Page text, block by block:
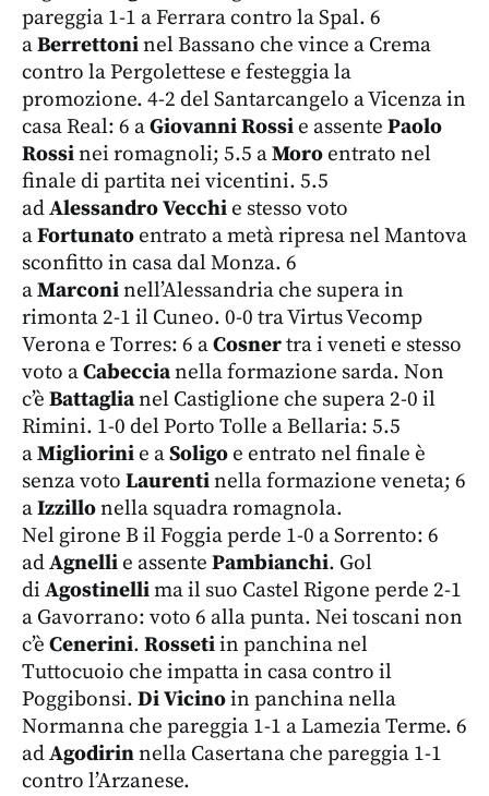
pareggia 1-1 a Ferrara contro la Spal. 6
aBerrettoninel Bassano che vince a Crema
contro la Pergolettese e festeggia la
promozione. 4-2 del Santarcangelo a Vicenza in
casa Real: 6 aGiovanni Rossie assente Paolo
Rossinei romagnoli; 5.5 aMoroentrato nel
finale di partita nei vicentini. 5.5
adAlessandro Vecchie stesso voto
aFortunatoentrato a metà ripresa nel Mantova
sconfitto in casa dal Monza. 6
aMarconinell’Alessandria che supera in
rimonta 2-1 il Cuneo. 0-0 tra Virtus Vecomp
Verona e Torres: 6 aCosnertra i veneti e stesso
voto aCabeccianella formazione sarda. Non
c’è Battaglianel Castiglione che supera 2-0 il
Rimini. 1-0 del Porto Tolle a Bellaria: 5.5
aMigliorinie aSoligoe entrato nel finale è
senza voto Laurentinella formazione veneta; 6
aIzzillonella squadra romagnola.
Nel girone B il Foggia perde 1-0 a Sorrento: 6
adAgnellie assente Pambianchi. Gol
di Agostinellima il suo Castel Rigone perde 2-1
a Gavorrano: voto 6 alla punta. Nei toscani non
c’è Cenerini. Rossetiin panchina nel
Tuttocuoio che impatta in casa contro il
Poggibonsi. Di Vicinoin panchina nella
Normanna che pareggia 1-1 a Lamezia Terme. 6
adAgodirinnella Casertana che pareggia 1-1
contro l’Arzanese.